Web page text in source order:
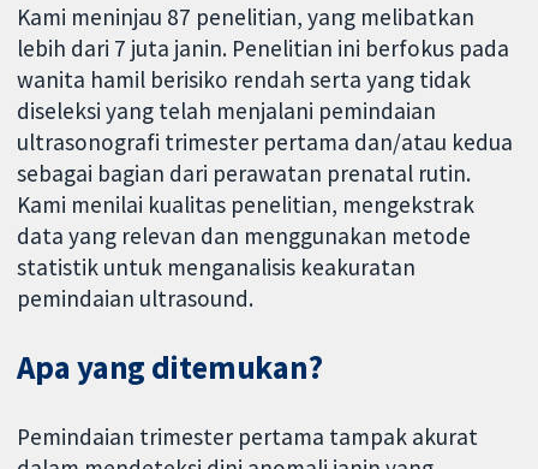
Kami meninjau 87 penelitian, yang melibatkan
lebih dari 7 juta janin. Penelitian ini berfokus pada
wanita hamil berisiko rendah serta yang tidak
diseleksi yang telah menjalani pemindaian
ultrasonografi trimester pertama dan/atau kedua
sebagai bagian dari perawatan prenatal rutin.
Kami menilai kualitas penelitian, mengekstrak
data yang relevan dan menggunakan metode
statistik untuk menganalisis keakuratan
pemindaian ultrasound.
Apa yang ditemukan?
Pemindaian trimester pertama tampak akurat